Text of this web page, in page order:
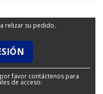
relizar su pedido.
favor contáctenos para
de acceso: